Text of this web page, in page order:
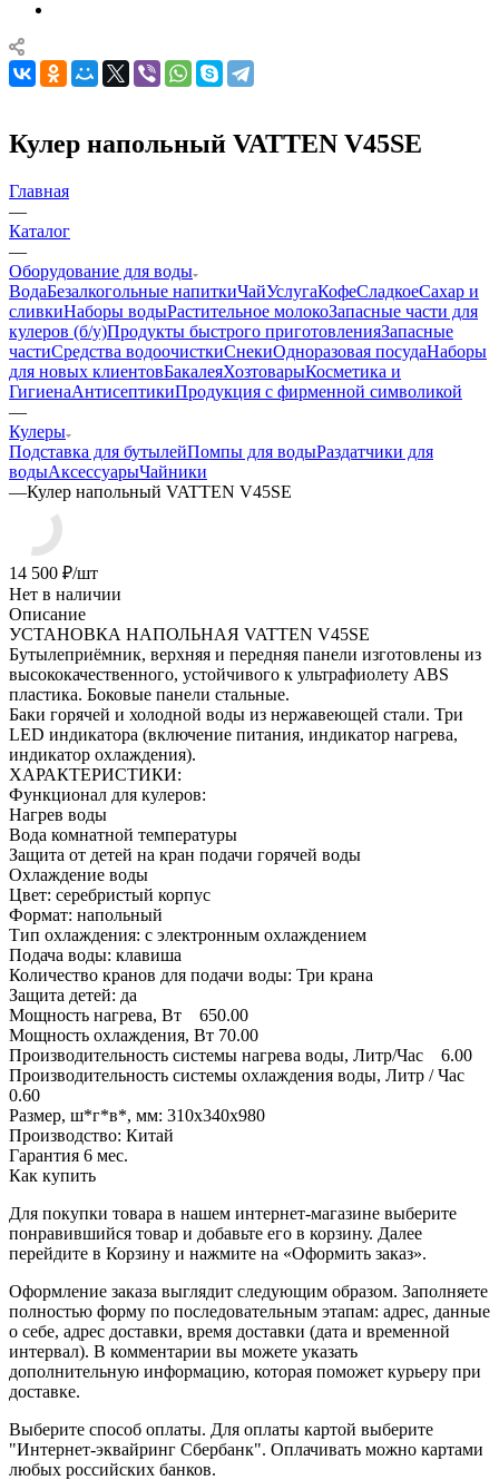
Кулер напольный VATTEN V45SE
Главная
—
Каталог
—
Оборудование для воды
ВодаБезалкогольные напиткиЧайУслугаКофеСладкоеСахар и
сливкиНаборы водыРастительное молокоЗапасные части для
кулеров (б/у)Продукты быстрого приготовленияЗапасные
частиСредства водоочисткиСнекиОдноразовая посудаНаборы
для новых клиентовБакалеяХозтоварыКосметика и
ГигиенаАнтисептикиПродукция с фирменной символикой
—
Кулеры
Подставка для бутылейПомпы для водыРаздатчики для
водыАксессуарыЧайники
—Кулер напольный VATTEN V45SE
14 500 ₽/шт
Нет в наличии
Описание
УСТАНОВКА НАПОЛЬНАЯ VATTEN V45SE
Бутылеприёмник, верхняя и передняя панели изготовлены из
высококачественного, устойчивого к ультрафиолету ABS
пластика. Боковые панели стальные.
Баки горячей и холодной воды из нержавеющей стали. Три
LED индикатора (включение питания, индикатор нагрева,
индикатор охлаждения).
ХАРАКТЕРИСТИКИ:
Функционал для кулеров:
Нагрев воды
Вода комнатной температуры
Защита от детей на кран подачи горячей воды
Охлаждение воды
Цвет: серебристый корпус
Формат: напольный
Тип охлаждения: c электронным охлаждением
Подача воды: клавиша
Количество кранов для подачи воды: Три крана
Защита детей: да
Мощность нагрева, Вт 650.00
Мощность охлаждения, Вт 70.00
Производительность системы нагрева воды, Литр/Час 6.00
Производительность системы охлаждения воды, Литр / Час
0.60
Размер, ш*г*в*, мм: 310х340х980
Производство: Китай
Гарантия 6 мес.
Как купить
Для покупки товара в нашем интернет-магазине выберите
понравившийся товар и добавьте его в корзину. Далее
перейдите в Корзину и нажмите на «Оформить заказ».
Оформление заказа выглядит следующим образом. Заполняете
полностью форму по последовательным этапам: адрес, данные
о себе, адрес доставки, время доставки (дата и временной
интервал). В комментарии вы можете указать
дополнительную информацию, которая поможет курьеру при
доставке.
Выберите способ оплаты. Для оплаты картой выберите
"Интернет-эквайринг Сбербанк". Оплачивать можно картами
любых российских банков.